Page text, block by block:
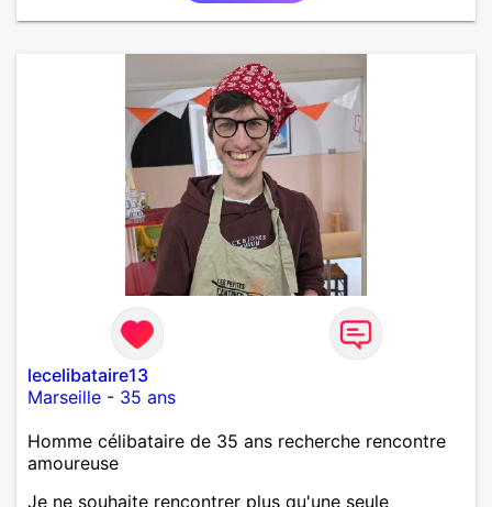
lecelibataire13
Marseille - 35 ans
Homme célibataire de 35 ans recherche rencontre
amoureuse
Je ne souhaite rencontrer plus qu'une seule